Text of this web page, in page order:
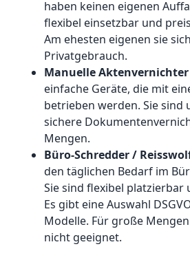
haben keinen eigenen
flexibel einsetzbar und
Am ehesten eigenen sie
Privatgebrauch.
Manuelle Aktenvernichter
einfache Geräte, die mit
betrieben werden. Sie sind
sichere
Mengen.
Büro-Schredder /
den täglichen Bedarf im
Sie sind flexibel platzierbar
Es gibt eine Auswahl
Modelle. Für große
nicht geeignet.